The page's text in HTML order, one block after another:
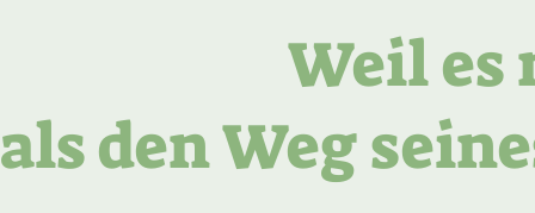
Weil es
als den Weg